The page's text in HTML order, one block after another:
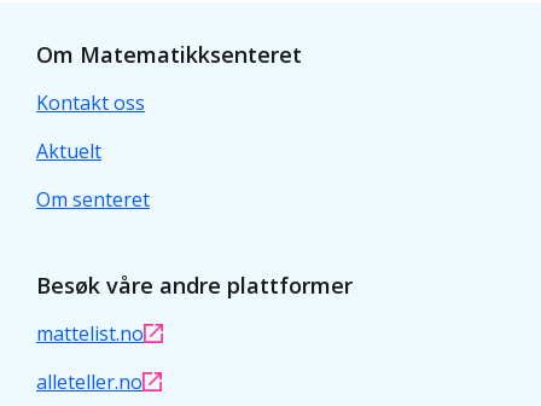
Om Matematikksenteret
Kontakt oss
Aktuelt
Om senteret
Besøk våre andre plattformer
mattelist.no
alleteller.no